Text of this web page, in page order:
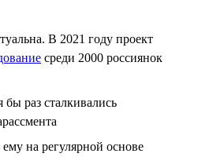
В 2021 году проект
среди 2000 россиянок
бы раз сталкивались
на регулярной основе